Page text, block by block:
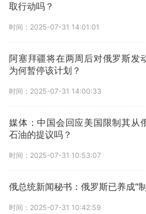
取行动吗？
时间：2025-07-31 14:01:01
阿塞拜疆将在两周后对俄罗斯发
为何暂停该计划？
时间：2025-07-31 14:00:33
媒体：中国会回应美国限制其从
石油的提议吗？
时间：2025-07-31 10:53:07
俄总统新闻秘书：俄罗斯已养成“
时间：2025-07-31 10:42:59